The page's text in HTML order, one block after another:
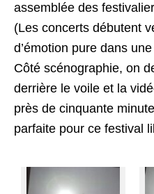
assemblée des
(Les concerts débutent
d’émotion pure dans
Côté scénographie, on
derrière le voile et la
près de cinquante
parfaite pour ce festival